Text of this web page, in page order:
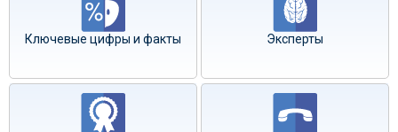
Ключевые цифры и факты Эксперты